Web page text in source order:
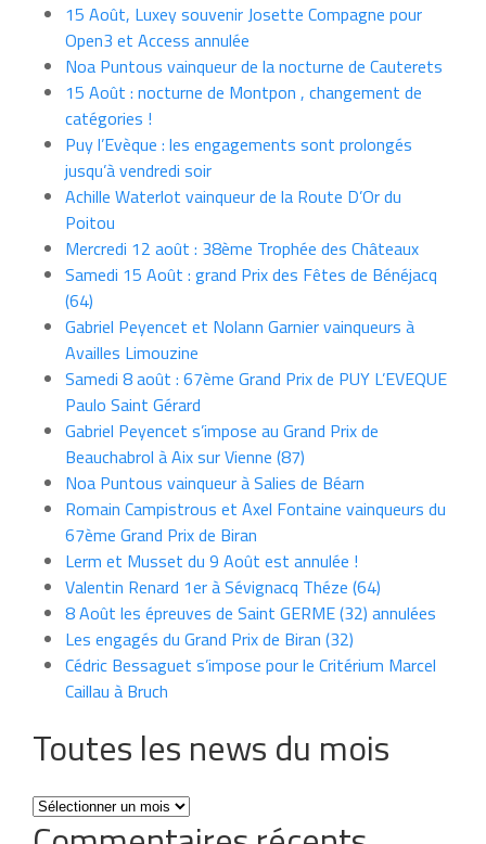
15 Août, Luxey souvenir Josette Compagne pour
Open3 et Access annulée
Noa Puntous vainqueur de la nocturne de Cauterets
15 Août : nocturne de Montpon , changement de
catégories !
Puy l’Evèque : les engagements sont prolongés
jusqu’à vendredi soir
Achille Waterlot vainqueur de la Route D’Or du
Poitou
Mercredi 12 août : 38ème Trophée des Châteaux
Samedi 15 Août : grand Prix des Fêtes de Bénéjacq
(64)
Gabriel Peyencet et Nolann Garnier vainqueurs à
Availles Limouzine
Samedi 8 août : 67ème Grand Prix de PUY L’EVEQUE
Paulo Saint Gérard
Gabriel Peyencet s’impose au Grand Prix de
Beauchabrol à Aix sur Vienne (87)
Noa Puntous vainqueur à Salies de Béarn
Romain Campistrous et Axel Fontaine vainqueurs du
67ème Grand Prix de Biran
Lerm et Musset du 9 Août est annulée !
Valentin Renard 1er à Sévignacq Théze (64)
8 Août les épreuves de Saint GERME (32) annulées
Les engagés du Grand Prix de Biran (32)
Cédric Bessaguet s’impose pour le Critérium Marcel
Caillau à Bruch
Toutes les news du mois
Toutes
les